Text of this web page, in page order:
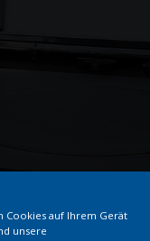
und
Cookies auf Ihrem Gerät
unsere